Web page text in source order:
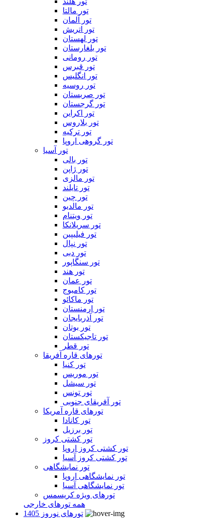
تور مالتا
تور آلمان
تور اتریش
تور لهستان
تور بلغارستان
تور رومانی
تور قبرس
تور انگلیس
تور روسیه
تور صربستان
تور گرجستان
تور اکراین
تور بلاروس
تور ترکیه
تور گروهی اروپا
تور آسیا
تور بالی
تور ژاپن
تور مالزی
تور تایلند
تور چین
تور مالدیو
تور ویتنام
تور سریلانکا
تور فیلیپین
تور نپال
تور دبی
تور سنگاپور
تور هند
تور عمان
تور کامبوج
تور ماکائو
تور ارمنستان
تور آذربایجان
تور بوتان
تور تاجیکستان
تور قطر
تورهای قاره آفریقا
تور کنیا
تور موریس
تور سیشل
تور تونس
تور آفریقای جنوبی
تورهای قاره آمریکا
تور کانادا
تور برزیل
تور کشتی کروز
تور کشتی کروز اروپا
تور کشتی کروز آسیا
تور نمایشگاهی
تور نمایشگاهی اروپا
تور نمایشگاهی آسیا
تورهای ویژه کریسمس
همه تورهای خارجی
تورهای نوروز 1405